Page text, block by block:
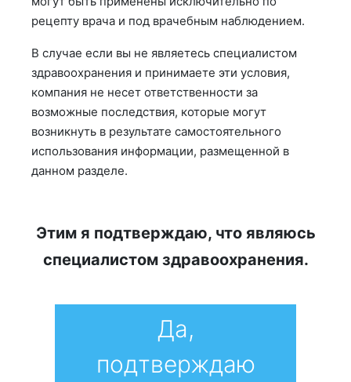
рецепту врача и под врачебным наблюдением.
В случае если вы не являетесь специалистом
здравоохранения и принимаете эти условия,
компания не несет ответственности за
возможные последствия, которые могут
возникнуть в результате самостоятельного
использования информации, размещенной в
данном разделе.
Этим я подтверждаю, что являюсь
специалистом здравоохранения.
Да,
подтверждаю